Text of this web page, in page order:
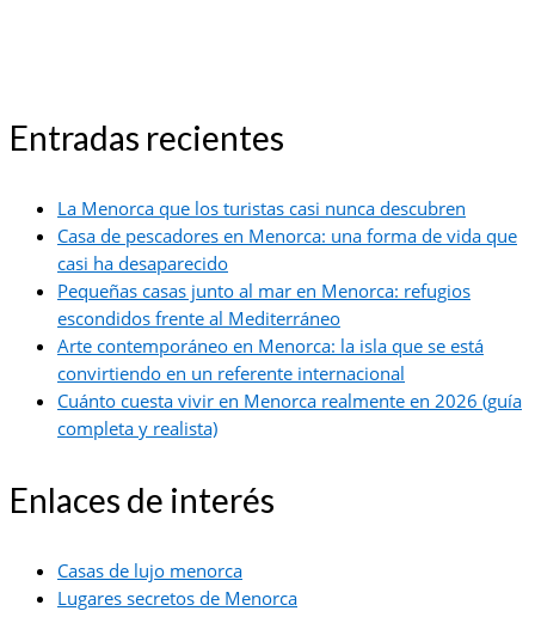
Entradas recientes
La Menorca que los turistas casi nunca descubren
Casa de pescadores en Menorca: una forma de vida que
casi ha desaparecido
Pequeñas casas junto al mar en Menorca: refugios
escondidos frente al Mediterráneo
Arte contemporáneo en Menorca: la isla que se está
convirtiendo en un referente internacional
Cuánto cuesta vivir en Menorca realmente en 2026 (guía
completa y realista)
Enlaces de interés
Casas de lujo menorca
Lugares secretos de Menorca